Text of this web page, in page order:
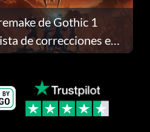
de Gothic 1
de correcciones en